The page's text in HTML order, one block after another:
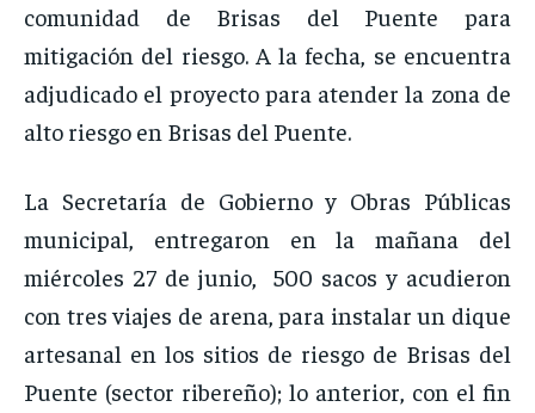
INSTITUCIONAL
PUATE CON NOSOTROS
INSTITUCIONAL
PUATE CON NOSOTROS
INSTITUCIONAL
PUATE CON NOSOTROS
INSTITUCIONAL
PUATE CON NOSOTROS
comunidad de Brisas del Puente para
mitigación del riesgo. A la fecha, se encuentra
adjudicado el proyecto para atender la zona de
alto riesgo en Brisas del Puente.
La Secretaría de Gobierno y Obras Públicas
municipal, entregaron en la mañana del
miércoles 27 de junio, 500 sacos y acudieron
con tres viajes de arena, para instalar un dique
artesanal en los sitios de riesgo de Brisas del
Puente (sector ribereño); lo anterior, con el fin